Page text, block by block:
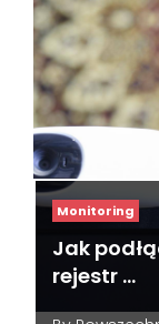
Monitoring
Jak
rejestr …